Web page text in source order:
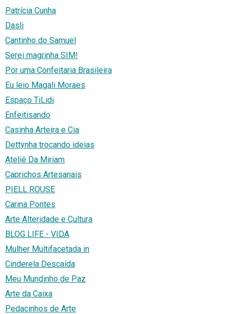
Patrícia Cunha
Dasli
Cantinho do Samuel
Serei magrinha SIM!
Por uma Confeitaria Brasileira
Eu leio Magali Moraes
Espaço TiLidi
Enfeitisando
Casinha Arteira e Cia
Dettynha trocando ideias
Ateliê Da Miriam
Caprichos Artesanais
PIELL ROUSE
Carina Pontes
Arte Alteridade e Cultura
BLOG LIFE - VIDA
Mulher Multifacetada in
Cinderela Descaída
Meu Mundinho de Paz
Arte da Caixa
Pedacinhos de Arte